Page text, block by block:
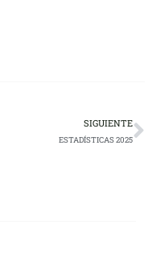
SIGUIENTE
ESTADÍSTICAS 2025